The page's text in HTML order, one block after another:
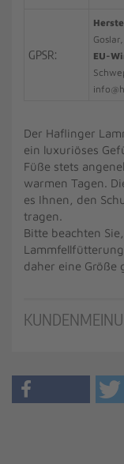
GPSR:
EU-
Der Haflinger
ein luxuriöses
Füße stets
warmen Tagen.
es Ihnen, den
tragen.
Bitte beachten
daher eine Größe